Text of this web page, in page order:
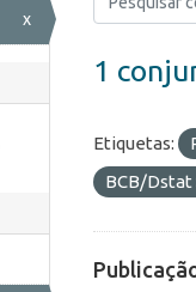
x
1
Etiquetas:
BCB/Dstat